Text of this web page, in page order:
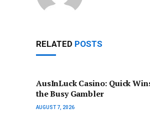
RELATED POSTS
AusInLuck Casino: Quick
the Busy Gambler
AUGUST 7, 2026